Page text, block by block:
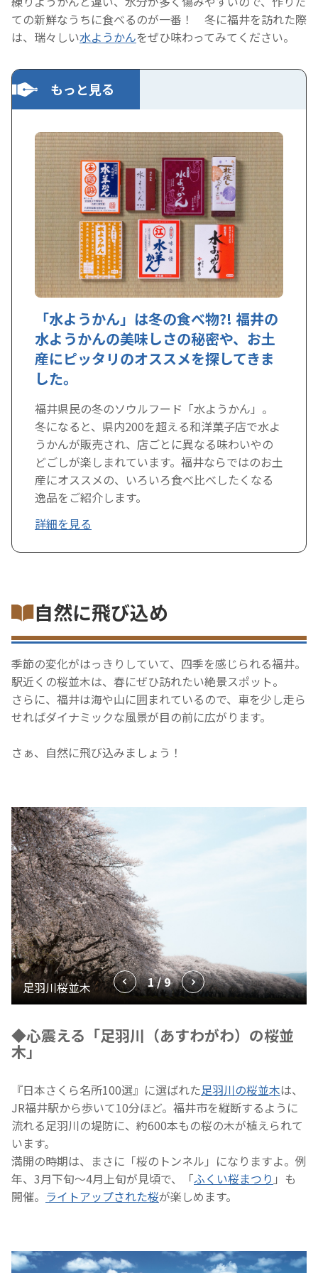
ての新鮮なうちに食べるのが一番！ 冬に福井を訪れた際
は、瑞々しい水ようかんをぜひ味わってみてください。
もっと見る
「水ようかん」は冬の食べ物?! 福井の
水ようかんの美味しさの秘密や、お土
産にピッタリのオススメを探してきま
した。
福井県民の冬のソウルフード「水ようかん」。
冬になると、県内200を超える和洋菓子店で水よ
うかんが販売され、店ごとに異なる味わいやの
どごしが楽しまれています。福井ならではのお土
産にオススメの、いろいろ食べ比べしたくなる
逸品をご紹介します。
詳細を見る
自然に飛び込め
季節の変化がはっきりしていて、四季を感じられる福井。
駅近くの桜並木は、春にぜひ訪れたい絶景スポット。
さらに、福井は海や山に囲まれているので、車を少し走ら
せればダイナミックな風景が目の前に広がります。
さぁ、自然に飛び込みましょう！
1 / 9
◆心震える「足羽川（あすわがわ）の桜並
木」
『日本さくら名所100選』に選ばれた足羽川の桜並木は、
JR福井駅から歩いて10分ほど。福井市を縦断するように
流れる足羽川の堤防に、約600本もの桜の木が植えられて
います。
満開の時期は、まさに「桜のトンネル」になりますよ。例
年、3月下旬～4月上旬が見頃で、「ふくい桜まつり 」も
開催。 ライトアップされた桜が楽しめます。